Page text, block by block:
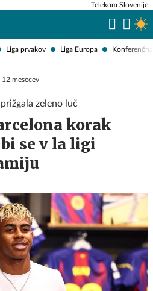
Liga prvakov Liga Europa
Telekom Slovenije
12 mesecev
zeleno luč
korak
se v la ligi